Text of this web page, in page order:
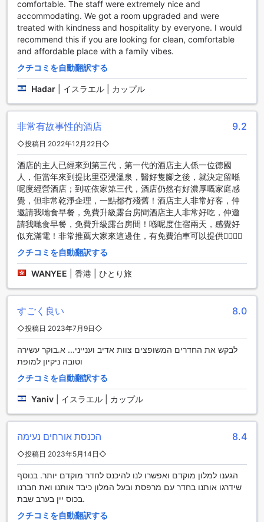
もあり、海でのアクティビティや日光浴を楽しむことができ
ます。アストリア ガリラヤ ホテルは、心身ともにリフレッシ
ュできるスポーツ施設が充実しており、アクティブな滞在を
求めるゲストに最適な選択肢です。
アストリア ガリラヤ ホテルの便利な施設
アストリア ガリラヤ ホテルでは、快適な滞在をサポートする
ための多彩な便利な施設が整っています。まず、全客室で利
用可能な無料Wi-Fiがあり、インターネットに簡単にアクセス
できるため、観光情報の検索や大切な連絡をスムーズに行う
ことができます。また、公共エリアでもWi-Fiが提供されてお
り、ロビーや共用スペースでリラックスしながらインターネ
ットを楽しむことができます。
さらに、旅行者のニーズに応えるために、ランドリーサービ
スや荷物預かりサービスも完備しています。これにより、長
期滞在やアクティブな観光を楽しむ際にも、身軽に行動でき
る環境が整っています。安全面では、セーフティボックスを
利用できるため、貴重品を安心して保管することができ、指
定喫煙エリアも設けられているため、喫煙者にも配慮されて
清潔で快適な空間が維持され、利便性と快適さが両立した滞
在を実現しています。
アストリア ガリラヤ ホテルの交通施設
アストリア ガリラヤ ホテルでは、快適な移動をサポートする
ために多彩な交通施設を提供しています。ホテル内には広々
とした駐車場が完備されており、宿泊客は無料で利用するこ
とができます。車で訪れる方にとって、安心して車を停めら
れる環境が整っているのは大きな魅力です。ただし、特定の
条件下では駐車料金が発生する場合もありますので、事前に
確認しておくことをお勧めします。
さらに、アストリア ガリラヤ ホテルでは、便利なタクシーサ
クセスが簡単で、周辺の名所を効率よく巡ることができま
す。旅行の計画を立てる際に、ホテルのスタッフが親切にサ
とができるでしょう。
アストリア ガリラヤ ホテルの客室設備
アストリア ガリラヤ ホテルの客室は、快適さと便利さを兼ね
備えた贅沢な空間です。各部屋にはエアコンが完備されてお
comfortable. The staff were extremely nice and
accommodating. We got a room upgraded and were
treated with kindness and hospitality by everyone. I would
recommend this if you are looking for clean, comfortable
and affordable place with a family vibes.
クチコミを自動翻訳する
Hadar イスラエル | カップル
非常有故事性的酒店 9.2
◇投稿日 2022年12月22日◇
酒店的主人已經來到第三代，第一代的酒店主人係一位德國
人，佢當年來到提比里亞浸溫泉，醫好隻腳之後，就決定留喺
呢度經營酒店；到咗依家第三代，酒店仍然有好濃厚嘅家庭感
覺，但非常乾淨企理，一點都冇殘舊！酒店主人非常好客，仲
邀請我哋食早餐，免費升級露台房間酒店主人非常好吃，仲邀
請我哋食早餐，免費升級露台房間！喺呢度住宿兩天，感覺好
似充滿電！非常推薦大家來這邊住，有免費泊車可以提供👍🏻👍🏻
クチコミを自動翻訳する
WANYEE 香港 | ひとり旅
すごく良い 8.0
◇投稿日 2023年7月9日◇
לבקש את החדרים המשופצים צוות אדיב וענייני... א.בוקר עשירה
וטובה ניקיון למופת
クチコミを自動翻訳する
Yaniv イスラエル | カップル
הכנסת אורחים נעימה 8.4
◇投稿日 2023年5月14日◇
הגענו למלון מוקדם ואפשרו לנו להיכנס לחדר מוקדם יותר. בנוסף
שידרגו אותנו בחדר עם מרפסת ובעל המלון כיבד אותנו ואת חברנו
בכוס יין בערב שבת.
クチコミを自動翻訳する